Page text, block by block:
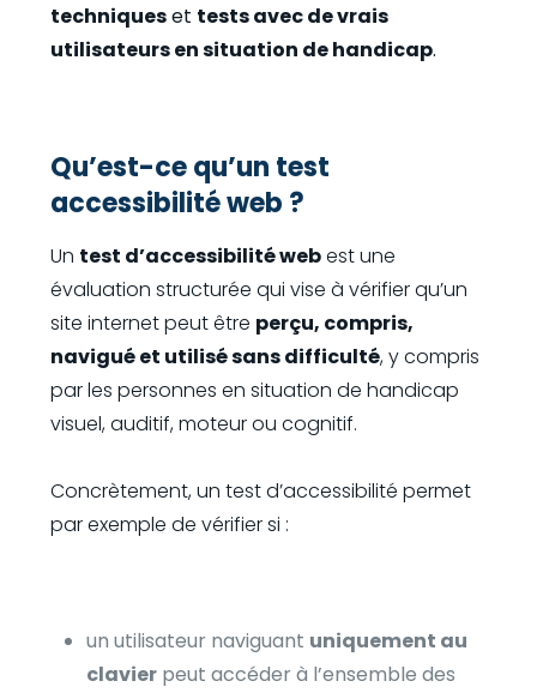
techniqueset tests avec de vrais
utilisateurs en situation de handicap.
Qu’est-ce qu’un test
accessibilité web ?
Un test d’accessibilité webest une
évaluation structurée qui vise à vérifier qu’un
site internet peut être perçu, compris,
navigué et utilisé sans difficulté, y compris
par les personnes en situation de handicap
visuel, auditif, moteur ou cognitif.
Concrètement, un test d’accessibilité permet
par exemple de vérifier si :
un utilisateur naviguant uniquement au
clavierpeut accéder à l’ensemble des